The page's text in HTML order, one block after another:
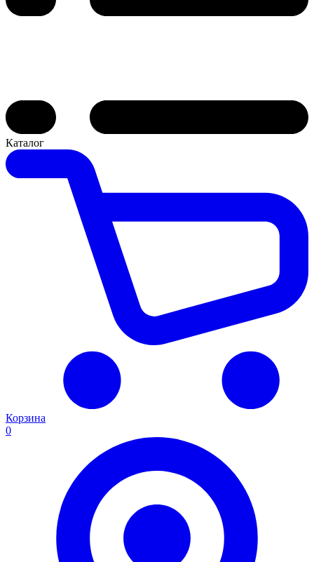
Каталог
Корзина
0